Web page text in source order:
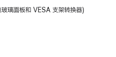
璃面板和 VESA 支架转换器)